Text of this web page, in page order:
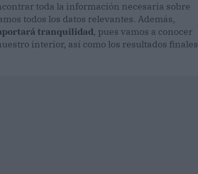
toda la información necesaria sobre
todos los datos relevantes. Además,
tranquilidad, pues vamos a conocer
interior, así como los resultados finales